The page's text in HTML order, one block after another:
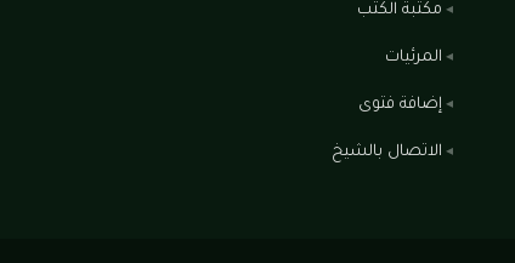
مكتبة الكتب
المرئيات
إضافة فتوى
الاتصال بالشيخ